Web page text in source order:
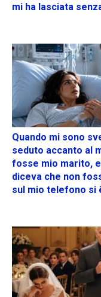
mi ha lasciata
Quando mi sono
seduto accanto al
fosse mio marito,
diceva che non
sul mio telefono si